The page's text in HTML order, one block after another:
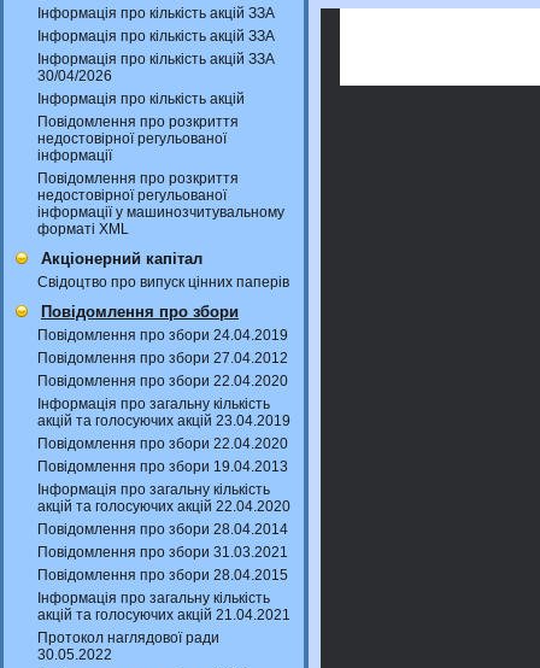
Інформація про кількість акцій ЗЗА
Інформація про кількість акцій ЗЗА
Інформація про кількість акцій ЗЗА
30/04/2026
Інформація про кількість акцій
Повідомлення про розкриття
недостовірної регульованої
інформації
Повідомлення про розкриття
недостовірної регульованої
інформації у машинозчитувальному
форматі XML
Акціонерний капітал
Свідоцтво про випуск цінних паперів
Повідомлення про збори
Повідомлення про збори 24.04.2019
Повідомлення про збори 27.04.2012
Повідомлення про збори 22.04.2020
Інформація про загальну кількість
акцій та голосуючих акцій 23.04.2019
Повідомлення про збори 22.04.2020
Повідомлення про збори 19.04.2013
Інформація про загальну кількість
акцій та голосуючих акцій 22.04.2020
Повідомлення про збори 28.04.2014
Повідомлення про збори 31.03.2021
Повідомлення про збори 28.04.2015
Інформація про загальну кількість
акцій та голосуючих акцій 21.04.2021
Протокол наглядової ради
30.05.2022